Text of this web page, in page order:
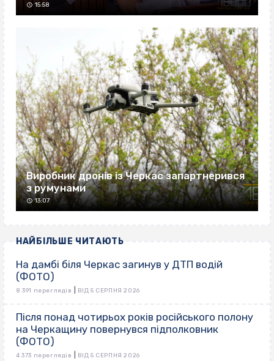
15:58
Виробник дронів із Черкас запартнерився
з румунами
13:07
НАЙБІЛЬШЕ ЧИТАЮТЬ
На дамбі біля Черкас загинув у ДТП водій
(ФОТО)
8 391 переглядів ВІД 5 СЕРПНЯ 2026
Після понад чотирьох років російського полону
на Черкащину повернувся підполковник
(ФОТО)
4 373 переглядів ВІД 5 СЕРПНЯ 2026